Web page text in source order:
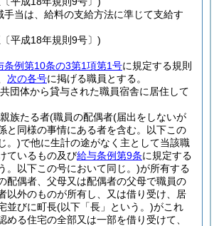
手当は、給料の支給方法に準じて支給す
平成18年規則9号〕)
条例第10条の3第1項第1号に規定する規則
次の各号に掲げる職員とする。
団体から貸与された職員宿舎に居住して
族たる者(職員の配偶者(届出をしないが
と同様の事情にある者を含む。以下この
。)で他に生計の途がなく主として当該職
ているもの及び給与条例第9条に規定する
。以下この号において同じ。)が所有する
配偶者、父母又は配偶者の父母で職員の
以外のものが所有し、又は借り受け、居
並びに町長(以下「長」という。)がこれ
める住宅の全部又は一部を借り受けて、